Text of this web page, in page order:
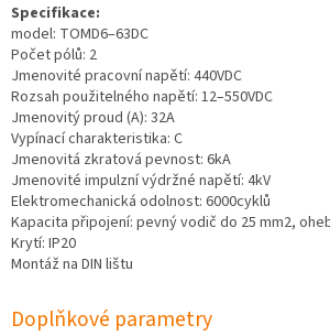
Specifikace:
model: TOMD6–63DC
Počet pólů: 2
Jmenovité pracovní napětí: 440VDC
Rozsah použitelného napětí: 12–550VDC
Jmenovitý proud (A): 32A
Vypínací charakteristika: C
Jmenovitá zkratová pevnost: 6kA
Jmenovité impulzní výdržné napětí: 4kV
Elektromechanická odolnost: 6000cyklů
Kapacita připojení: pevný vodič do 25 mm2,
Krytí: IP20
Montáž na DIN lištu
Doplňkové parametry